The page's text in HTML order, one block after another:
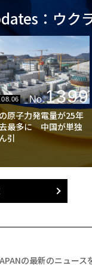
：ウク
No.1399
原子力発電量が25年
最多に 中国が単独
引
の最新のニュース